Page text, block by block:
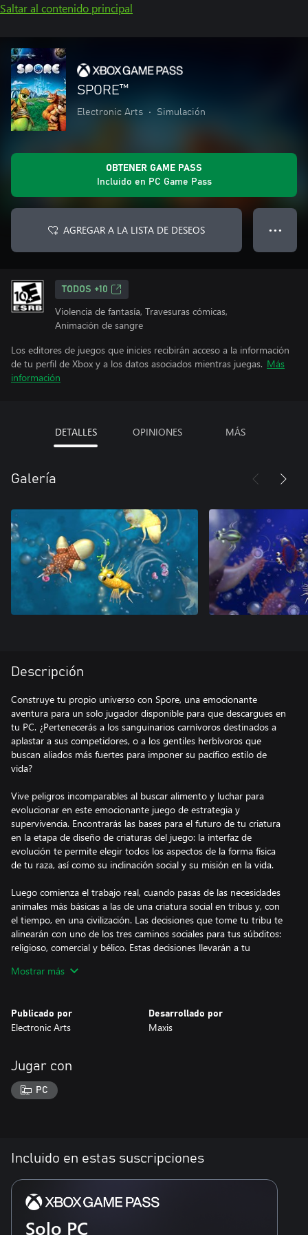
Saltar al contenido principal
SPORE™‎
Electronic Arts • Simulación
OBTENER GAME PASS
Incluido en PC Game Pass
AGREGAR A LA LISTA DE DESEOS ● ● ●
TODOS +10
Violencia de fantasía, Travesuras cómicas,
Animación de sangre
Los editores de juegos que inicies recibirán acceso a la información
de tu perfil de Xbox y a los datos asociados mientras juegas. Más
información
DETALLES OPINIONES MÁS
Galería
Descripción
Construye tu propio universo con Spore, una emocionante
aventura para un solo jugador disponible para que descargues en
tu PC. ¿Pertenecerás a los sanguinarios carnívoros destinados a
aplastar a sus competidores, o a los gentiles herbívoros que
buscan aliados más fuertes para imponer su pacífico estilo de
vida?
Vive peligros incomparables al buscar alimento y luchar para
evolucionar en este emocionante juego de estrategia y
supervivencia. Encontrarás las bases para el futuro de tu criatura
en la etapa de diseño de criaturas del juego: la interfaz de
evolución te permite elegir todos los aspectos de la forma física
de tu raza, así como su inclinación social y su misión en la vida.
Luego comienza el trabajo real, cuando pasas de las necesidades
animales más básicas a las de una criatura social en tribus y, con
el tiempo, en una civilización. Las decisiones que tome tu tribu te
alinearán con uno de los tres caminos sociales para tus súbditos:
religioso, comercial y bélico. Estas decisiones llevarán a tu
colonizar nuevos planetas mientras otras razas intentan
Comparte tus creaciones con tus amigos en el sitio web de Spore,
donde podrás explorar la comunidad y descargar todo, desde
únicos serán tus mundos. Intercambia tus creaciones con
millones de jugadores y maravíllate ante un mundo de tu propia
creación.
Mostrar más
Publicado por
Electronic Arts
Desarrollado por
Maxis
Jugar con
PC
Incluido en estas suscripciones
Solo PC